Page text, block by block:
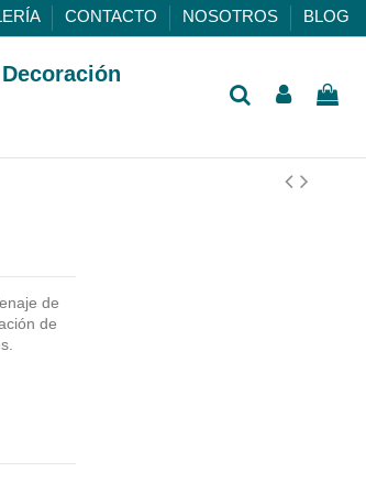
CONTACTO NOSOTROS BLOG
Decoración
de
de